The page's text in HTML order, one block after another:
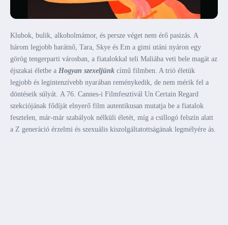
Klubok, bulik, alkoholmámor, és persze véget nem érő pasizás. A
három legjobb barátnő, Tara, Skye és Em a gimi utáni nyáron egy
görög tengerparti városban, a fiatalokkal teli Maliába veti bele magát az
éjszakai életbe a Hogyan szexeljünk című filmben. A trió életük
legjobb és legintenzívebb nyarában reménykedik, de nem mérik fel a
döntéseik súlyát. A 76. Cannes-i Filmfesztivál Un Certain Regard
szekciójának fődíját elnyerő film autentikusan mutatja be a fiatalok
fesztelen, már-már szabályok nélküli életét, míg a csillogó felszín alatt
a Z generáció érzelmi és szexuális kiszolgáltatottságának legmélyére ás.